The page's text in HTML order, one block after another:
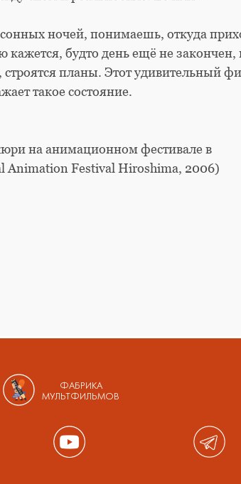
ночей, понимаешь, откуда
кажется, будто день ещё не закончен,
строятся планы. Этот удивительный
такое состояние.
на анимационном фестивале в
Festival Hiroshima, 2006)
ФАБРИКА
МУЛЬТФИЛЬМОВ